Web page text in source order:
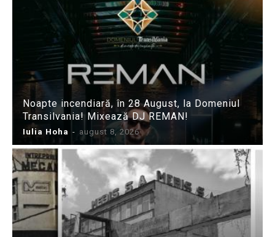
Noapte incendiară, în 28 August, la Domeniul
Transilvania! Mixează DJ REMAN!
Iulia Hoha - august 8, 2026